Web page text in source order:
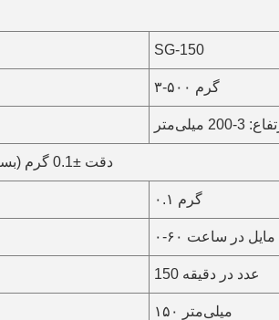
SG-150
۳-۵۰۰ گرم
دقت ±0.1 گرم (بستگی به محصول دارد)
۰.۱ گرم
۰-۶۰ مایل در ساعت
150 عدد در دقیقه
۱۵۰ میلی‌متر